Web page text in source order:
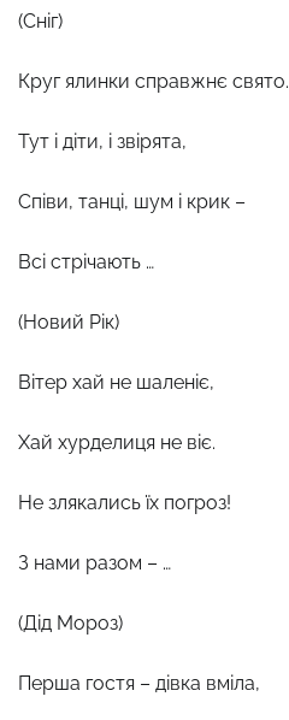
(Сніг)
Круг ялинки справжнє свято.
Тут і діти, і звірята,
Співи, танці, шум і крик –
Всі стрічають …
(Новий Рік)
Вітер хай не шаленіє,
Хай хурделиця не віє.
Не злякались їх погроз!
З нами разом – …
(Дід Мороз)
Перша гостя – дівка вміла,